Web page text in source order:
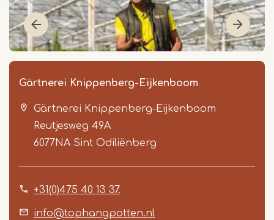
Gärtnerei Knippenberg-Eijkenboom
Gärtnerei Knippenberg-Eijkenboom
Reutjesweg 49A
6077NA Sint Odiliënberg
+31(0)475 40 13 37.
info@tophangpotten.nl
Item